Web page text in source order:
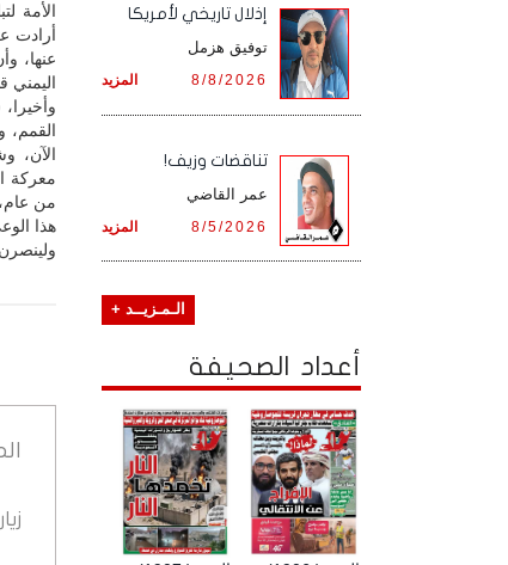
الأمة
أرادت
عنها،
اليمني
الآن،
معركة
من
هذا
إذلال تاريخي لأمريكا
توفيق هزمل
المزيد 8/8/2026
تناقضات وزيف!
عمر القاضي
المزيد 8/5/2026
الـمـزيــد +
أعداد الصحيفة